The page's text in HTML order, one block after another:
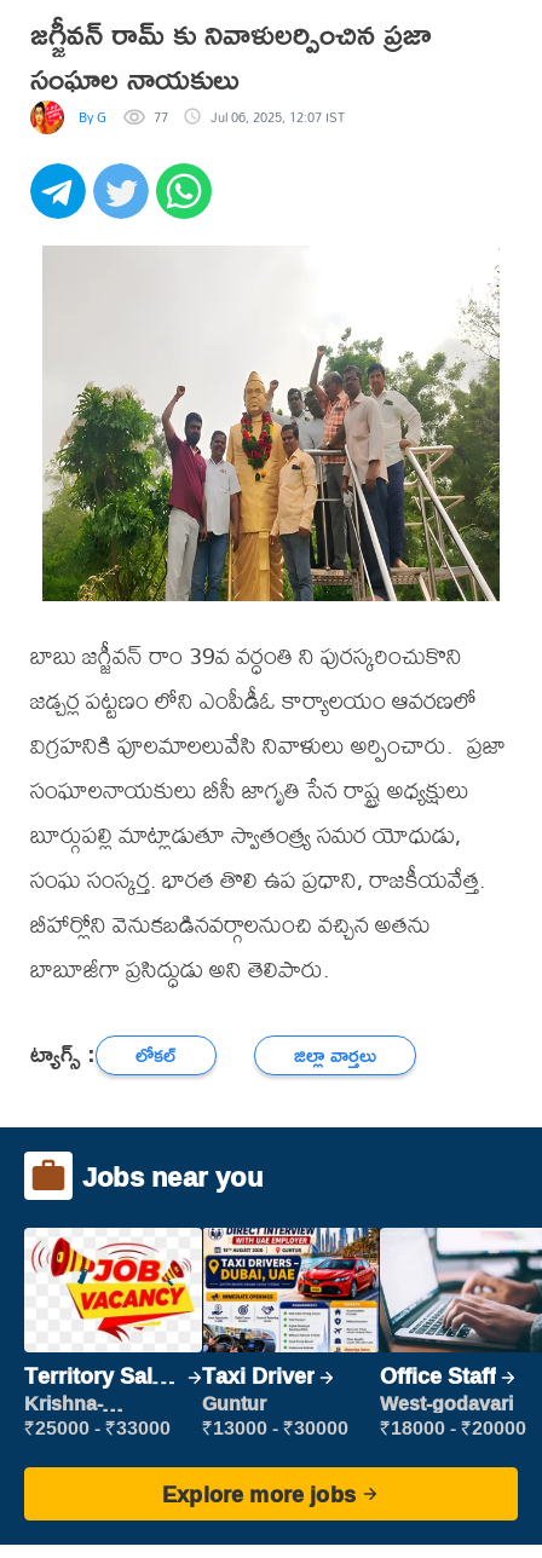
జగ్జీవన్ రామ్ కు నివాళులర్పించిన ప్రజా
సంఘాల నాయకులు
By G 77 Jul 06, 2025, 12:07 IST
బాబు జగ్జీవన్ రాం 39వ వర్ధంతి ని పురస్కరించుకొని
జడ్చర్ల పట్టణం లోని ఎంపీడీఓ కార్యాలయం ఆవరణలో
విగ్రహనికి పూలమాలలువేసి నివాళులు అర్పించారు. ప్రజా
సంఘాలనాయకులు బీసీ జాగృతి సేన రాష్ట్ర అధ్యక్షులు
బూర్గుపల్లి మాట్లాడుతూ స్వాతంత్ర్య సమర యోధుడు,
సంఘ సంస్కర్త. భారత తొలి ఉప ప్రధాని, రాజకీయవేత్త.
బీహార్లోని వెనుకబడినవర్గాలనుంచి వచ్చిన అతను
బాబూజీగా ప్రసిద్ధుడు అని తెలిపారు.
ట్యాగ్స్ : లోకల్ జిల్లా వార్తలు
Jobs near you
Territory Sales
Manager
Krishna-
vijayawada
₹25000 - ₹33000
Taxi Driver
Guntur
₹13000 - ₹30000
Office Staff
West-godavari
₹18000 - ₹20000
Explore more jobs